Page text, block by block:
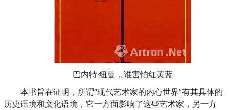
巴内特·纽曼，谁害怕红黄蓝
本书旨在证明，所谓“现代艺术家的内心世界”有其具体的
历史语境和文化语境，它一方面影响了这些艺术家，另一方